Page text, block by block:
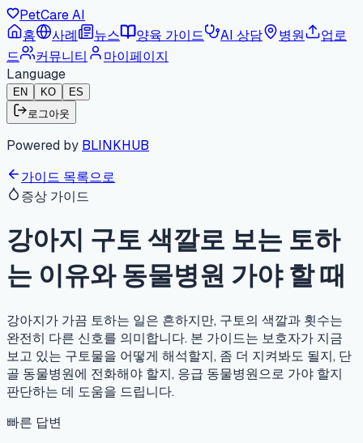
PetCare AI
홈
사례 뉴스 양육 가이드 AI 상담 병원
업로
드
커뮤니티
마이페이지
Language
EN KO
ES
로그아웃
Powered by BLINKHUB
가이드 목록으로
증상 가이드
강아지 구토 색깔로 보는 토하
는 이유와 동물병원 가야 할 때
강아지가 가끔 토하는 일은 흔하지만, 구토의 색깔과 횟수는
완전히 다른 신호를 의미합니다. 본 가이드는 보호자가 지금
보고 있는 구토물을 어떻게 해석할지, 좀 더 지켜봐도 될지, 단
골 동물병원에 전화해야 할지, 응급 동물병원으로 가야 할지
판단하는 데 도움을 드립니다.
빠른 답변